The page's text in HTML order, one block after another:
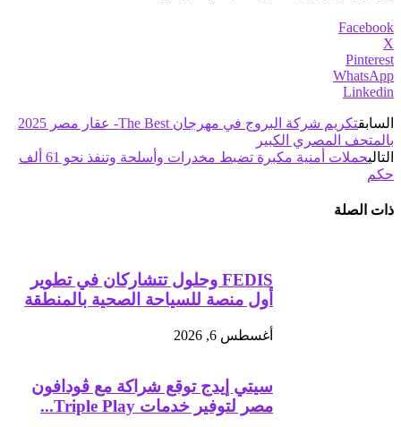
Facebook
X
Pinterest
WhatsApp
Linkedin
السابق
تكريم شركة البروج في مهرجان The Best- عقار مصر 2025
بالمتحف المصري الكبير
التالي
حملات أمنية مكبرة تضبط مخدرات وأسلحة وتنفذ نحو 61 ألف
حكم
ذات الصلة
FEDIS وحلول تتشاركان في تطوير
أول منصة للسياحة الصحية بالمنطقة
أغسطس 6, 2026
سيتي إيدج توقع شراكة مع ڤودافون
مصر لتوفير خدمات Triple Play...